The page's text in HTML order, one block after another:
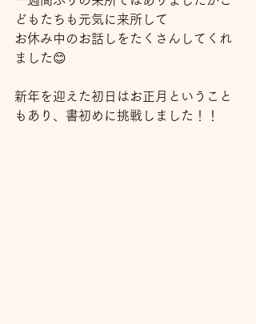
どもたちも元気に来所して
お休み中のお話しをたくさんしてくれ
ました😊
新年を迎えた初日はお正月ということ
もあり、書初めに挑戦しました！！